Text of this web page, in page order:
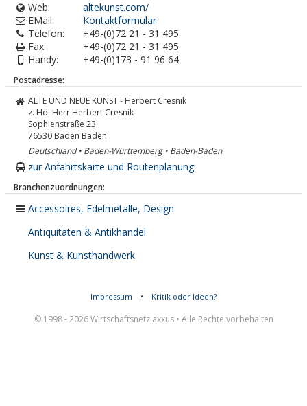
Web:
altekunst.com/
EMail:
Kontaktformular
Telefon:
+49-(0)72 21 - 31 495
Fax:
+49-(0)72 21 - 31 495
Handy:
+49-(0)173 - 91 96 64
Postadresse:
ALTE UND NEUE KUNST - Herbert Cresnik
z. Hd. Herr Herbert Cresnik
Sophienstraße 23
76530 Baden Baden
Deutschland • Baden-Württemberg • Baden-Baden
zur Anfahrtskarte und Routenplanung
Branchenzuordnungen:
Accessoires, Edelmetalle, Design
Antiquitäten & Antikhandel
Kunst & Kunsthandwerk
Impressum • Kritik oder Ideen?
© 1998 - 2026 Wirtschaftsnetz axxus • Alle Rechte vorbehalten